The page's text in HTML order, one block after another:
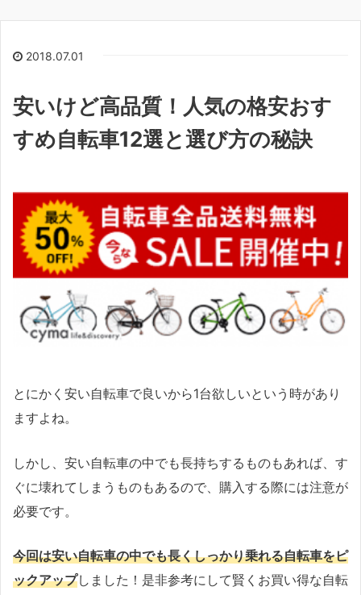
2018.07.01
安いけど高品質！人気の格安おす
すめ自転車12選と選び方の秘訣
とにかく安い自転車で良いから1台欲しいという時があり
ますよね。
しかし、安い自転車の中でも長持ちするものもあれば、す
ぐに壊れてしまうものもあるので、購入する際には注意が
必要です。
今回は安い自転車の中でも長くしっかり乗れる自転車をピ
ックアップしました！是非参考にして賢くお買い得な自転